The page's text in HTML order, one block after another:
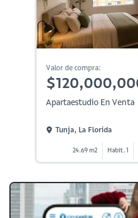
Valor de compra:
Apartaestudio En Venta
Tunja, La Florida
24.69 m2 Habit. 1